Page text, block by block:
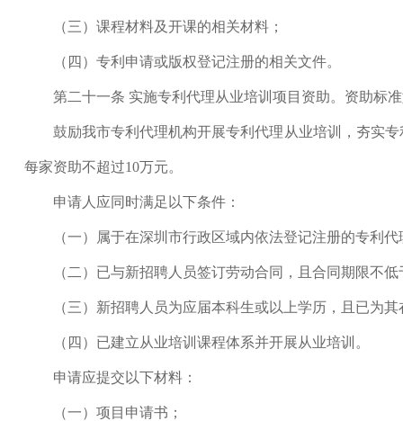
（三）课程材料及开课的相关材料；
（四）专利申请或版权登记注册的相关文件。
第二十一条 实施专利代理从业培训项目资助。资助标
鼓励我市专利代理机构开展专利代理从业培训，夯实专
每家资助不超过10万元。
申请人应同时满足以下条件：
（一）属于在深圳市行政区域内依法登记注册的专利代
（二）已与新招聘人员签订劳动合同，且合同期限不低
（三）新招聘人员为应届本科生或以上学历，且已为其
（四）已建立从业培训课程体系并开展从业培训。
申请应提交以下材料：
（一）项目申请书；